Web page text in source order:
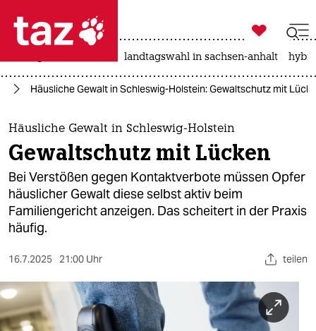
 taz zahl ich
taz zahl ich
themen
politik
öko
gesellschaft
kultur
sport
berlin

taz zahl ich
landtagswahl in sachsen-anhalt
Häusliche Gewalt in Schleswig-Holstein: Gewaltschutz mit
Häusliche Gewalt in Schleswig-Holstein
Gewaltschutz mit Lücken
Bei Verstößen gegen Kontaktverbote müssen Opfer
häuslicher Gewalt diese selbst aktiv beim
Familiengericht anzeigen. Das scheitert in der Praxis
häufig.
16.7.2025 21:00 Uhr teilen